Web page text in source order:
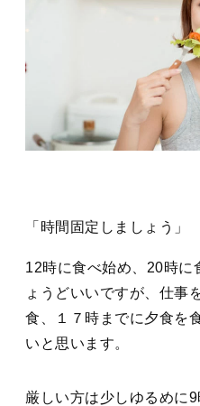
「時間固定しましょう」
12時に食べ始め、20時に
ょうどいいですが、仕事
食、１７時までに夕食を
いと思います。
厳しい方は少しゆるめに